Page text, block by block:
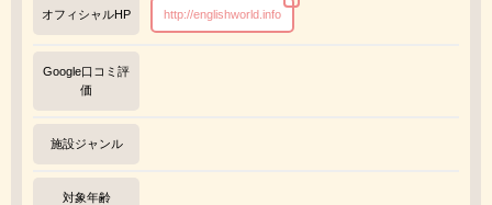
オフィシャルHP http://englishworld.info
Google口コミ評
価
施設ジャンル
対象年齢